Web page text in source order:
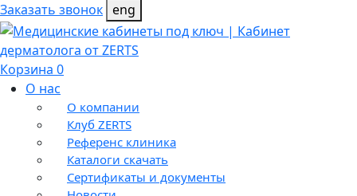
Заказать звонок eng
Корзина 0
О нас
О компании
Клуб ZERTS
Референс клиника
Каталоги скачать
Сертификаты и документы